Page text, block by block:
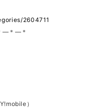
2604711
＊—＊
）